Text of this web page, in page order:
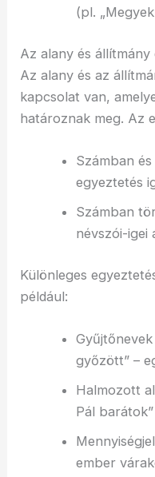
(pl.
Az alany és állítmány
Az alany és az
kapcsolat van,
határoznak meg. Az
Számban
egyeztetés
Számban
névszói-igei
Különleges
például:
győzött” –
Halmozott
Pál
ember